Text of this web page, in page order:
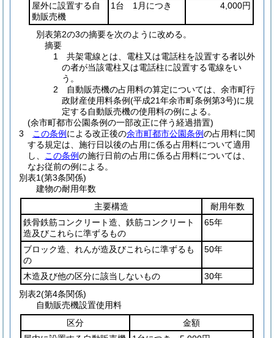
屋外に設置する自
動販売機
1台 1月につき 4,000円
別表第2の3の摘要を次のように改める。
摘要
1 共架電線とは、電柱又は電話柱を設置する者以外
の者が当該電柱又は電話柱に設置する電線をい
う。
2 自動販売機の占用料の算定については、余市町行
政財産使用料条例(平成21年余市町条例第3号)に規
定する自動販売機の使用料の例による。
(余市町都市公園条例の一部改正に伴う経過措置)
3
この条例 による改正後の余市町都市公園条例の占用料に関
する規定は、施行日以後の占用に係る占用料について適用
し、
この条例の施行日前の占用に係る占用料については、
なお従前の例による。
別表1(第3条関係)
建物の耐用年数
主要構造
耐用年数
鉄骨鉄筋コンクリート造、鉄筋コンクリート
造及びこれらに準ずるもの
65年
ブロック造、れんが造及びこれらに準ずるも
の
50年
木造及び他の区分に該当しないもの
30年
別表2(第4条関係)
自動販売機設置使用料
区分
金額